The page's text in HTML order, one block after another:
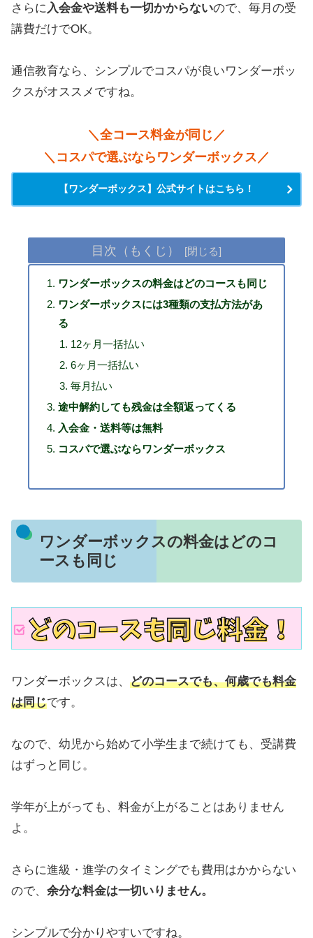
さらに 入会金や送料も一切かからないので、毎月の受
講費だけでOK。
通信教育なら、シンプルでコスパが良いワンダーボッ
クスがオススメですね。
＼全コース料金が同じ／
＼コスパで選ぶならワンダーボックス／
【ワンダーボックス】公式サイトはこちら！
目次（もくじ）
ワンダーボックスの料金はどのコースも同じ
ワンダーボックスには3種類の支払方法があ
る
12ヶ月一括払い
6ヶ月一括払い
毎月払い
途中解約しても残金は全額返ってくる
入会金・送料等は無料
コスパで選ぶならワンダーボックス
ワンダーボックスの料金はどのコ
ースも同じ
ワンダーボックスは、 どのコースでも、何歳でも料金
は同じです。
なので、幼児から始めて小学生まで続けても、受講費
はずっと同じ。
学年が上がっても、料金が上がることはありません
よ。
さらに進級・進学のタイミングでも費用はかからない
ので、 余分な料金は一切いりません。
シンプルで分かりやすいですね。